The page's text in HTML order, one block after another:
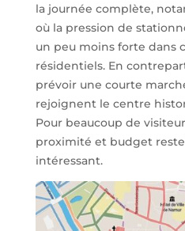
la journée complète,
où la pression de
un peu moins forte dans
résidentiels. En
prévoir une courte
rejoignent le centre
Pour beaucoup de
proximité et budget
intéressant.